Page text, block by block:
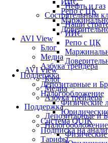
ИИС
Репо с ЦК
AVI View
Блог
Медиа
Азбука трейдера
Поддержка
Депозитарные и
Налогообложение
Физические
Система QUIK
Подписка на
Тарифы
Нефть и газ
Состоятельным
Наши
ИИС
Репо с ЦК
AVI View
Блог
Медиа
Азбука трейдера
Поддержка
Депозитарные и
Налогообложение